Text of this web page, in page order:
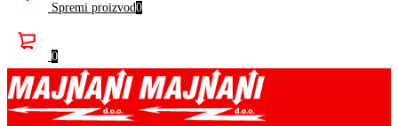
Spremi proizvod0
0